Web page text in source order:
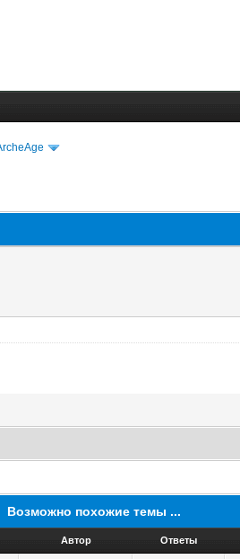
Возможно похожие темы ...
Автор Ответы